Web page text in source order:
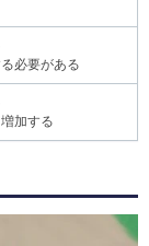
必要がある
加する